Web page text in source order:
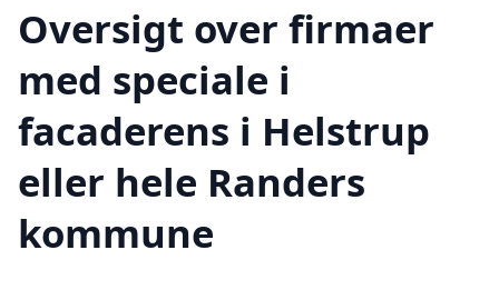
Oversigt over firmaer
med speciale i
facaderens i Helstrup
eller hele Randers
kommune